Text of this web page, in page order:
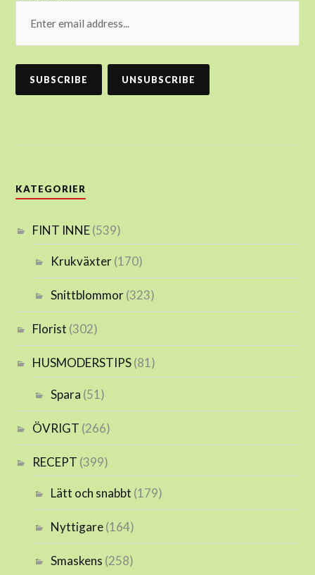
KATEGORIER
FINT INNE(539)
Krukväxter(170)
Snittblommor(323)
Florist (302)
HUSMODERSTIPS(81)
Spara (51)
ÖVRIGT (266)
RECEPT (399)
Lätt och snabbt (179)
Nyttigare(164)
Smaskens (258)